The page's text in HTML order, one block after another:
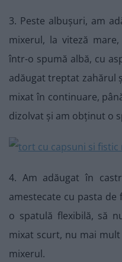
3. Peste albușuri, am
mixerul, la viteză
într-o spumă albă, cu
adăugat treptat zahărul
mixat în continuare,
dizolvat și am obținut o
4. Am adăugat în
amestecate cu pasta
o spatulă flexibilă, să
mixat scurt, nu mai
mixerul.